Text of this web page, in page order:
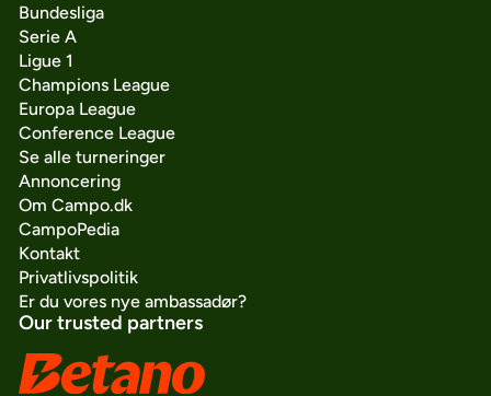
Bundesliga
Serie A
Ligue 1
Champions League
Europa League
Conference League
Se alle turneringer
Annoncering
Om Campo.dk
CampoPedia
Kontakt
Privatlivspolitik
Er du vores nye ambassadør?
Our trusted partners